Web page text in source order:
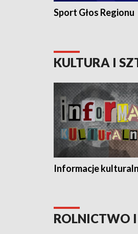
Sport Głos Regionu
KULTURA I
Informacje
ROLNICTWO